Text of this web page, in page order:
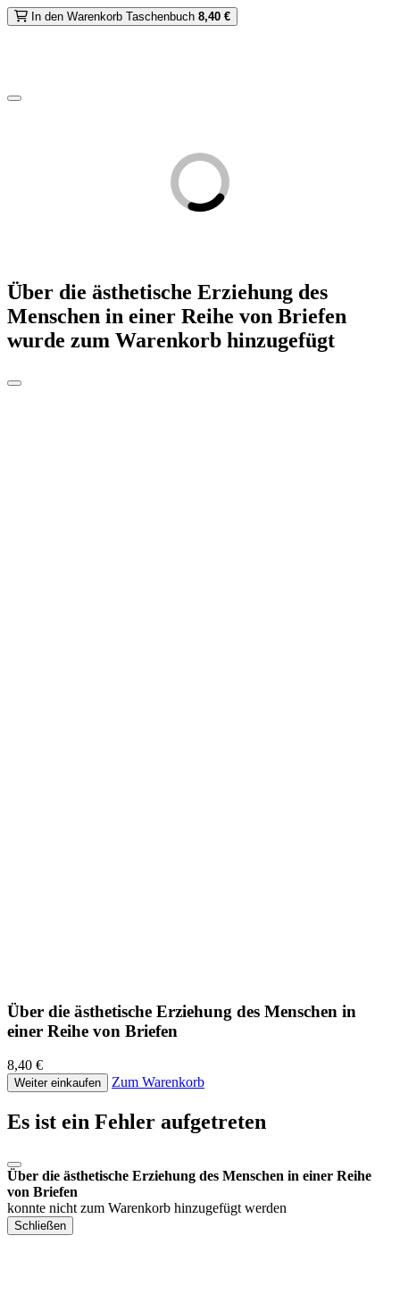
In den Warenkorb Taschenbuch 8,40 €
Über die ästhetische Erziehung des
Menschen in einer Reihe von Briefen
wurde zum Warenkorb hinzugefügt
Über die ästhetische Erziehung des Menschen in
einer Reihe von Briefen
8,40 €
Weiter einkaufen Zum Warenkorb
Es ist ein Fehler aufgetreten
Über die ästhetische Erziehung des Menschen in einer Reihe
von Briefen
konnte nicht zum Warenkorb hinzugefügt werden
Schließen